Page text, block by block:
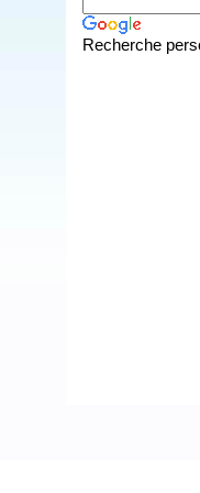
Recherche